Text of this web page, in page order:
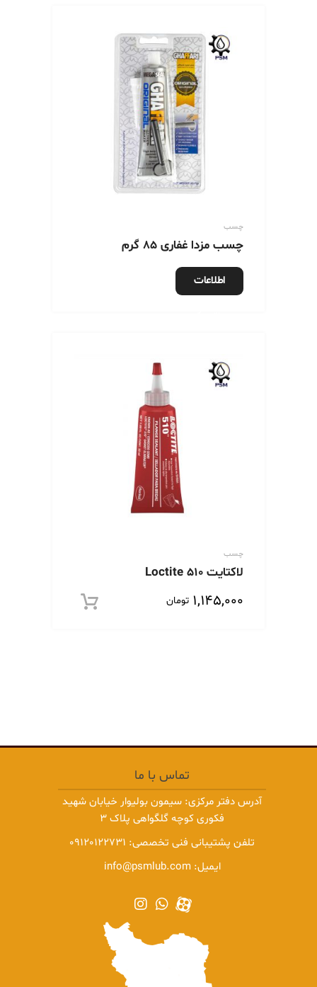
چسب
چسب مزدا غفاری 85 گرم
اطلاعات
چسب
لاکتایت 510 Loctite
۱,۱۴۵,۰۰۰ تومان
تماس با ما
آدرس دفتر مرکزی: سیمون بولیوار خیابان شهید
فکوری کوچه گلگواهی پلاک 3
تلفن پشتیبانی فنی تخصصی: 09120122731
ایمیل:info@psmlub.com